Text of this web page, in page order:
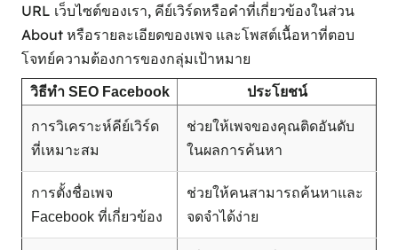
URL เว็บไซต์ของเรา, คีย์เวิร์ดหรือคำที่เกี่ยวข้องในส่วน
About หรือรายละเอียดของเพจ และโพสต์เนื้อหาที่ตอบ
โจทย์ความต้องการของกลุ่มเป้าหมาย
วิธีทำ SEO Facebook ประโยชน์
การวิเคราะห์คีย์เวิร์ด
ที่เหมาะสม
ช่วยให้เพจของคุณติดอันดับ
ในผลการค้นหา
การตั้งชื่อเพจ
Facebook ที่เกี่ยวข้อง
ช่วยให้คนสามารถค้นหาและ
จดจำได้ง่าย